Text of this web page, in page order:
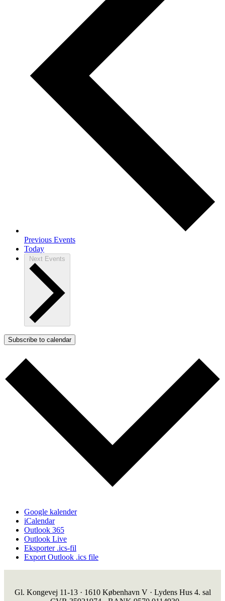
Previous Events
Today
Next Events
Subscribe to calendar
Google kalender
iCalendar
Outlook 365
Outlook Live
Eksporter .ics-fil
Export Outlook .ics file
Gl. Kongevej 11-13 · 1610 København V · Lydens Hus 4. sal